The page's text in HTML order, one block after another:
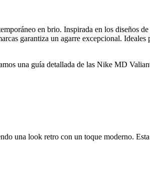
en brio. Inspirada en los diseños
garantiza un agarre excepcional.
una guía detallada de las Nike MD
una look retro con un toque moderno.